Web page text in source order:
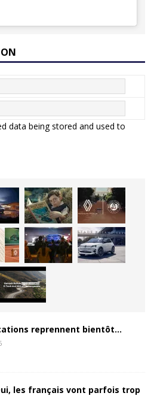
data being stored and used to
reprennent bientôt…
les français vont parfois trop